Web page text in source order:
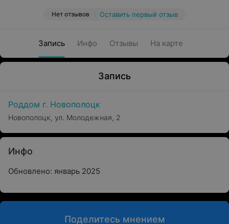
Нет отзывов Оставить первый отзыв
Запись Инфо Отзывы На карте
Запись
Роддом г. Новополоцк
Новополоцк, ул. Молодежная, 2
Инфо
Обновлено: январь 2025
Поделитесь мнением